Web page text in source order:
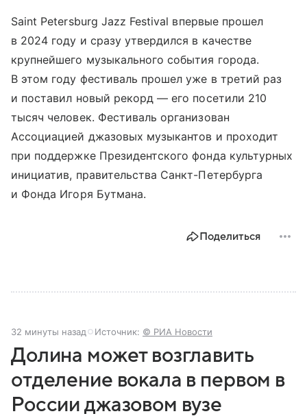
Saint Petersburg Jazz Festival впервые прошел
в 2024 году и сразу утвердился в качестве
крупнейшего музыкального события города.
В этом году фестиваль прошел уже в третий раз
и поставил новый рекорд — его посетили 210
тысяч человек. Фестиваль организован
Ассоциацией джазовых музыкантов и проходит
при поддержке Президентского фонда культурных
инициатив, правительства Санкт-Петербурга
и Фонда Игоря Бутмана.
Поделиться
32 минуты назад Источник: © РИА Новости
Долина может возглавить
отделение вокала в первом в
России джазовом вузе